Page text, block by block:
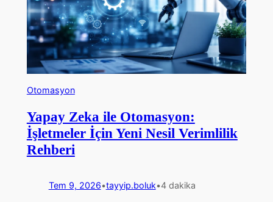
Otomasyon
Yapay Zeka ile Otomasyon:
İşletmeler İçin Yeni Nesil Verimlilik
Rehberi
Tem 9, 2026•tayyip.boluk•4 dakika